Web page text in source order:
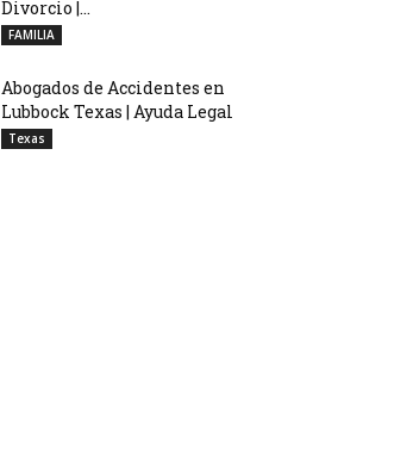
Divorcio |...
FAMILIA
Abogados de Accidentes en
Lubbock Texas | Ayuda Legal
Texas